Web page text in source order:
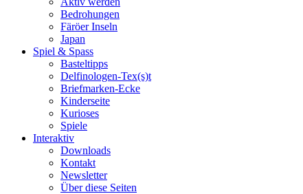
Bedrohungen
Färöer Inseln
Japan
Spiel & Spass
Basteltipps
Delfinologen-Tex(s)t
Briefmarken-Ecke
Kinderseite
Kurioses
Spiele
Interaktiv
Downloads
Kontakt
Newsletter
Über diese Seiten